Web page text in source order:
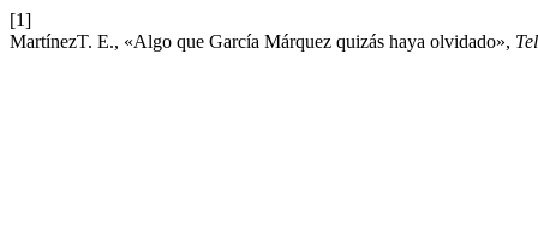
[1]
MartínezT. E., «Algo que García Márquez quizás haya olvidado»,